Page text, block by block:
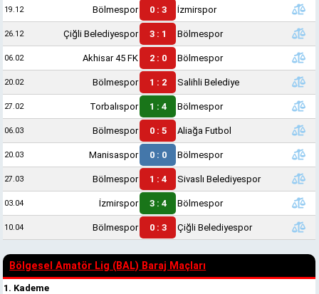
19.12 Bölmespor 0 : 3 İzmirspor
26.12 Çiğli Belediyespor 3 : 1 Bölmespor
06.02 Akhisar 45 FK 2 : 0 Bölmespor
20.02 Bölmespor 1 : 2 Salihli Belediye
27.02 Torbalıspor 1 : 4 Bölmespor
06.03 Bölmespor 0 : 5 Aliağa Futbol
20.03 Manisaspor 0 : 0 Bölmespor
27.03 Bölmespor 1 : 4 Sivaslı Belediyespor
03.04 İzmirspor 3 : 4 Bölmespor
10.04 Bölmespor 0 : 3 Çiğli Belediyespor
Bölgesel Amatör Lig (BAL) Baraj Maçları
1. Kademe